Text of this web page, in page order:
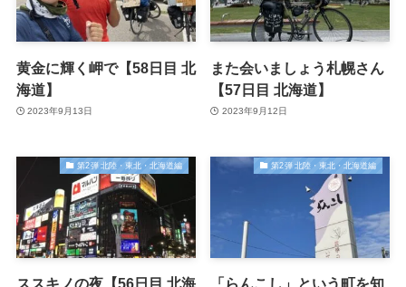
黄金に輝く岬で【58日目 北
海道】
2023年9月13日
また会いましょう札幌さん
【57日目 北海道】
2023年9月12日
第2弾 北陸・東北・北海道編
ススキノの夜【56日目 北海
第2弾 北陸・東北・北海道編
「らんこし」という町を知